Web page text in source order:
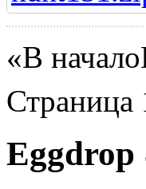
«В начало
Страница